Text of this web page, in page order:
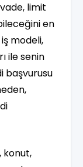
limit
en
modeli,
ile senin
başvurusu
konut,